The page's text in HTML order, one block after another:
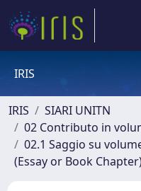
IRIS
IRIS
SIARI UNITN
02 Contributo in
02.1 Saggio su
(Essay or Book